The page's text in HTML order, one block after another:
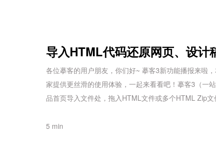
导入HTML代码还原网页、设
各位摹客的用户朋友，你们好~ 摹客3新功能播报来啦
家提供更丝滑的使用体验，一起来看看吧！摹客3（一
品首页导入文件处，拖入HTML文件或多个HTML Zip
5 min